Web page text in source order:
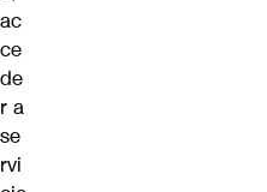
ac
ce
de
r a
se
rvi